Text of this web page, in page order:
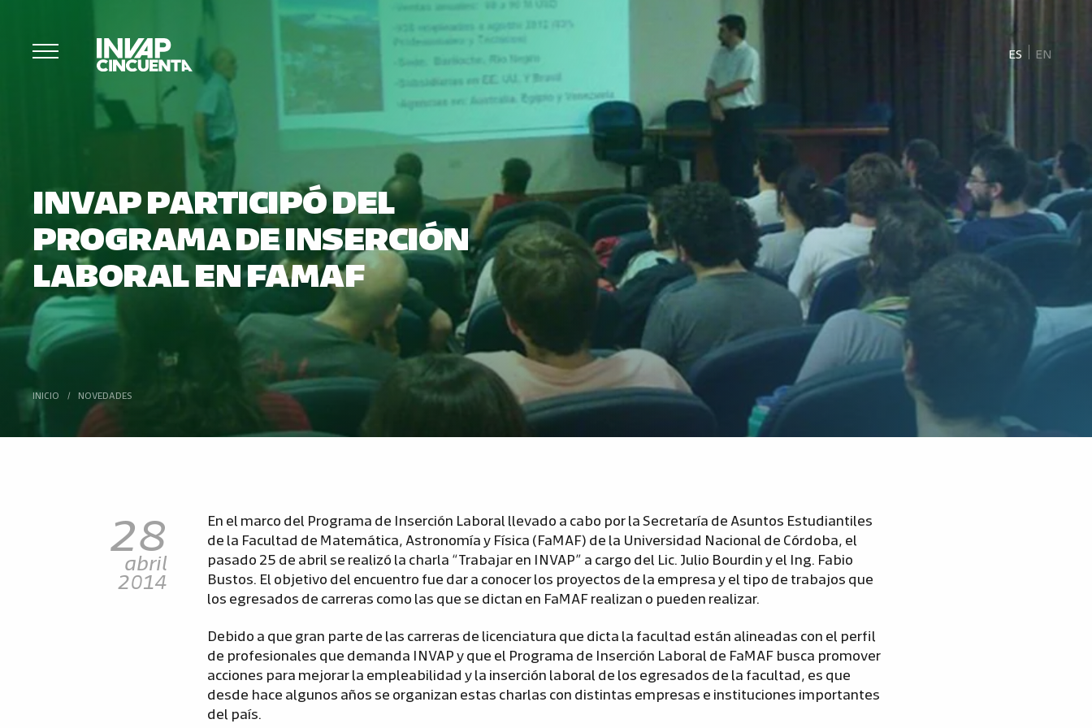
ES EN
INVAP PARTICIPÓ DEL
PROGRAMA DE INSERCIÓN
LABORAL EN FAMAF
INICIO / NOVEDADES
28
abril
2014
En el marco del Programa de Inserción Laboral llevado a cabo por la Secretaría de Asuntos Estudiantiles
de la Facultad de Matemática, Astronomía y Física (FaMAF) de la Universidad Nacional de Córdoba, el
pasado 25 de abril se realizó la charla “Trabajar en INVAP” a cargo del Lic. Julio Bourdin y el Ing. Fabio
Bustos. El objetivo del encuentro fue dar a conocer los proyectos de la empresa y el tipo de trabajos que
los egresados de carreras como las que se dictan en FaMAF realizan o pueden realizar.
Debido a que gran parte de las carreras de licenciatura que dicta la facultad están alineadas con el perfil
de profesionales que demanda INVAP y que el Programa de Inserción Laboral de FaMAF busca promover
acciones para mejorar la empleabilidad y la inserción laboral de los egresados de la facultad, es que
desde hace algunos años se organizan estas charlas con distintas empresas e instituciones importantes
del país.